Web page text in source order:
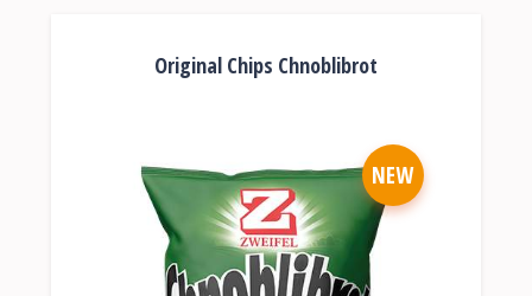
Original Chips Chnoblibrot
NEW